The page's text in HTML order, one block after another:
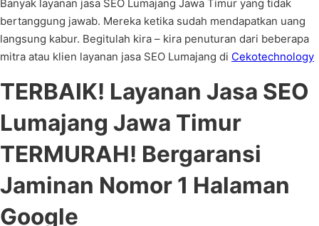
Banyak layanan jasa SEO Lumajang Jawa Timur yang tidak
bertanggung jawab. Mereka ketika sudah mendapatkan uang
langsung kabur. Begitulah kira – kira penuturan dari beberapa
mitra atau klien layanan jasa SEO Lumajang di Cekotechnology
TERBAIK! Layanan Jasa SEO
Lumajang Jawa Timur
TERMURAH! Bergaransi
Jaminan Nomor 1 Halaman
Google